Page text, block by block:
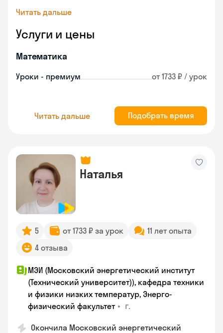
Читать дальше
Услуги и цены
Математика
Уроки - премиум от 1733 ₽ / урок
Читать дальше Подобрать время
Наталья
5 от 1733 ₽ за урок
11 лет опыта
4 отзыва
МЭИ (Московский энергетический институт
(Технический университет)), кафедра техники
и физики низких температур, Энерго-
физический факультет • г.
Окончила Московский энергетический